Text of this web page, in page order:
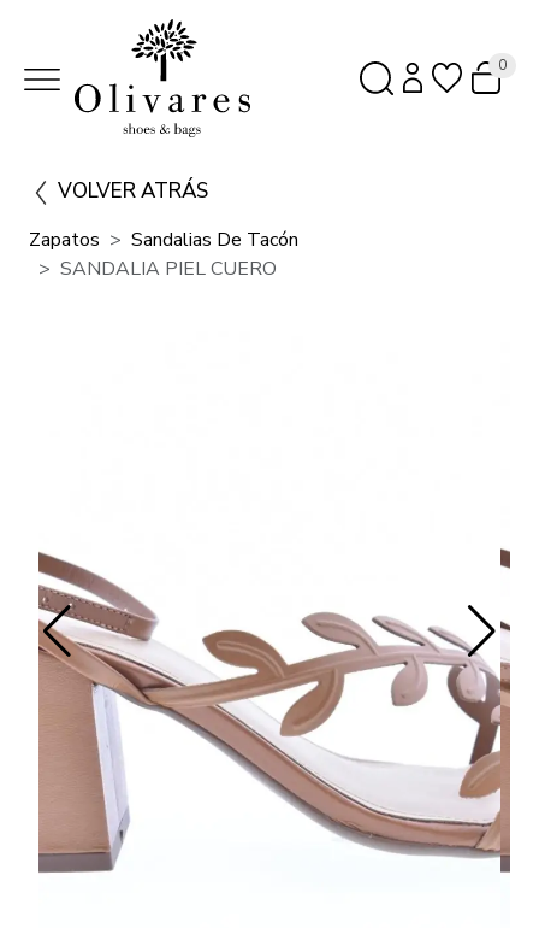
0
VOLVER ATRÁS
Zapatos
Sandalias De Tacón
SANDALIA PIEL CUERO